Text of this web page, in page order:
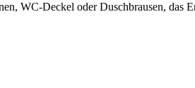
WC-Deckel oder Duschbrausen, das